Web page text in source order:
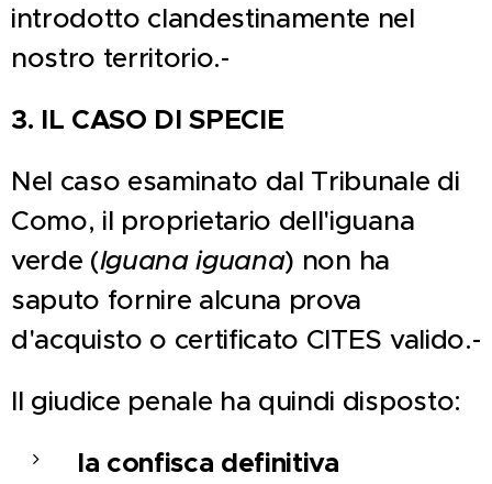
introdotto clandestinamente nel
nostro territorio.-
3. IL CASO DI SPECIE
Nel caso esaminato dal Tribunale di
Como, il proprietario dell'iguana
verde (Iguana iguana) non ha
saputo fornire alcuna prova
d'acquisto o certificato CITES valido.-
Il giudice penale ha quindi disposto:
la confisca definitiva